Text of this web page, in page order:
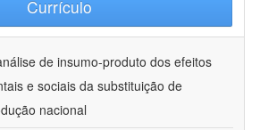
Currículo
de insumo-produto dos efeitos
e sociais da substituição de
nacional